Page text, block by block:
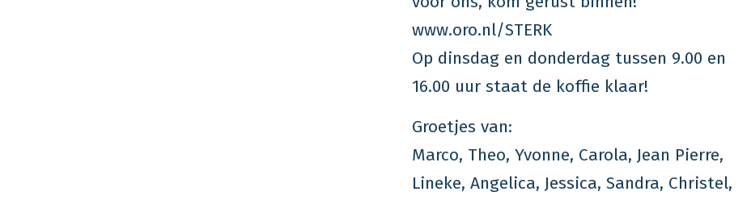
www.oro.nl/STERK
Op dinsdag en donderdag tussen 9.00 en
16.00 uur staat de koffie klaar!
Groetjes van:
Marco, Theo, Yvonne, Carola, Jean Pierre,
Lineke, Angelica, Jessica, Sandra, Christel,